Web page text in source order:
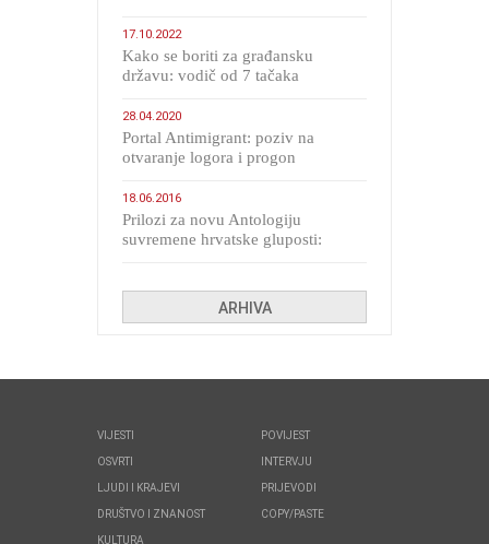
17.10.2022
Kako se boriti za građansku
državu: vodič od 7 tačaka
28.04.2020
Portal Antimigrant: poziv na
otvaranje logora i progon
18.06.2016
Prilozi za novu Antologiju
suvremene hrvatske gluposti:
ARHIVA
VIJESTI
OSVRTI
LJUDI I KRAJEVI
DRUŠTVO I ZNANOST
KULTURA
POVIJEST
INTERVJU
PRIJEVODI
COPY/PASTE